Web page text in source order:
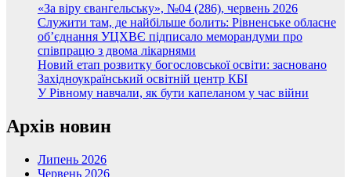
«За віру євангельську», №04 (286), червень 2026
Служити там, де найбільше болить: Рівненське обласне
об’єднання УЦХВЄ підписало меморандуми про
співпрацю з двома лікарнями
Новий етап розвитку богословської освіти: засновано
Західноукраїнський освітній центр КБІ
У Рівному навчали, як бути капеланом у час війни
Архів новин
Липень 2026
Червень 2026